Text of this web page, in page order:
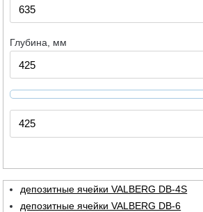
Глубина, мм
депозитные ячейки VALBERG DB-4S
депозитные ячейки VALBERG DB-6